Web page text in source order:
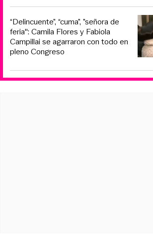
“Delincuente”, “cuma”, ”señora de
feria": Camila Flores y Fabiola
Campillai se agarraron con todo en
pleno Congreso